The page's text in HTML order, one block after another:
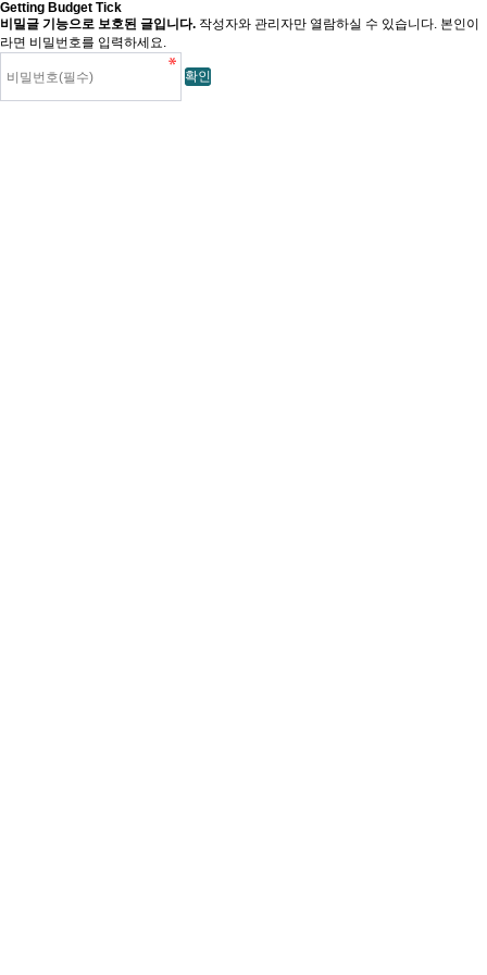
Getting Budget Tick
비밀글 기능으로 보호된 글입니다. 작성자와 관리자만 열람하실 수 있습니다. 본인이
라면 비밀번호를 입력하세요.